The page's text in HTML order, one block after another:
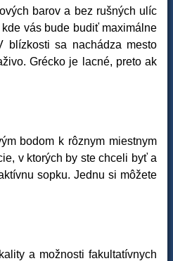
barov a bez rušných ulíc
vás bude budiť maximálne
blízkosti sa nachádza mesto
Grécko je lacné, preto ak
bodom k rôznym miestnym
v ktorých by ste chceli byť a
sopku. Jednu si môžete
a možnosti fakultatívnych